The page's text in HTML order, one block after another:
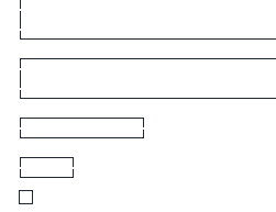
┌──────┐
└──────┘
┌──┐
└──┘